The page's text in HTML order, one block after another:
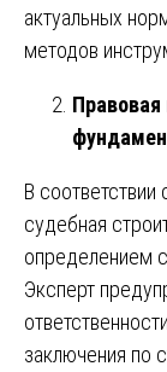
актуальных
методов
В
судебная
определением
Эксперт
заключения по